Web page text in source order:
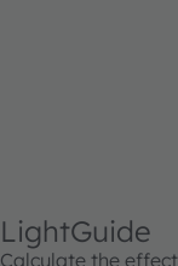
LightGuide
Calculate the